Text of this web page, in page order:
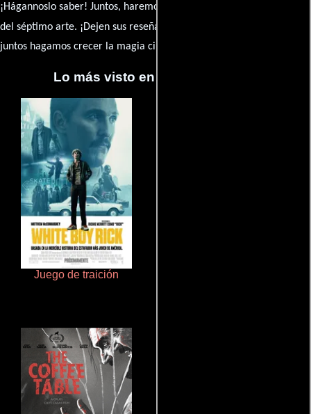
¡Hágannoslo saber! Juntos, haremos de esta comunidad el epicentro
del séptimo arte. ¡Dejen sus reseña en la
juntos hagamos crecer la magia cinematográfica!
Lo más visto en Cineyseries.net
Juego de traición